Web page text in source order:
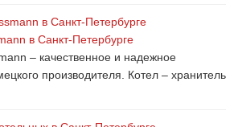
в Санкт-Петербурге
– качественное и надежное
производителя. Котел – хранитель